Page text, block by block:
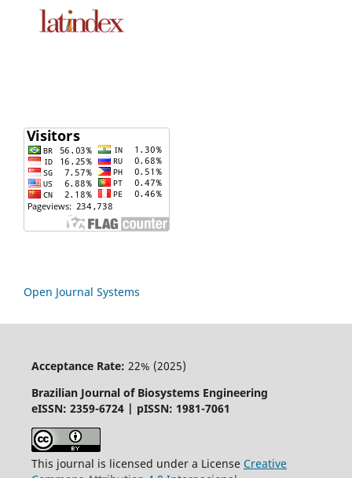
Open Journal Systems
Acceptance Rate: 22% (2025)
Brazilian Journal of Biosystems Engineering
eISSN: 2359-6724 | pISSN: 1981-7061
This journal is licensed under a License Creative